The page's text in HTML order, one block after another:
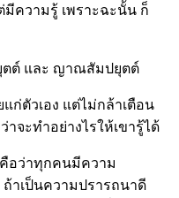
ความรู้ เพราะฉะนั้น ก็
ตต์ และ ญาณสัมปยุตต์
ก่ตัวเอง แต่ไม่กล้าเตือน
าจะทำอย่างไรให้เขารู้ได้
อว่าทุกคนมีความ
าเป็นความปรารถนาดี